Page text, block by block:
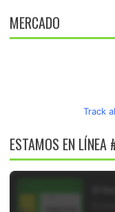
MERCADO
Track
ESTAMOS EN LÍNEA